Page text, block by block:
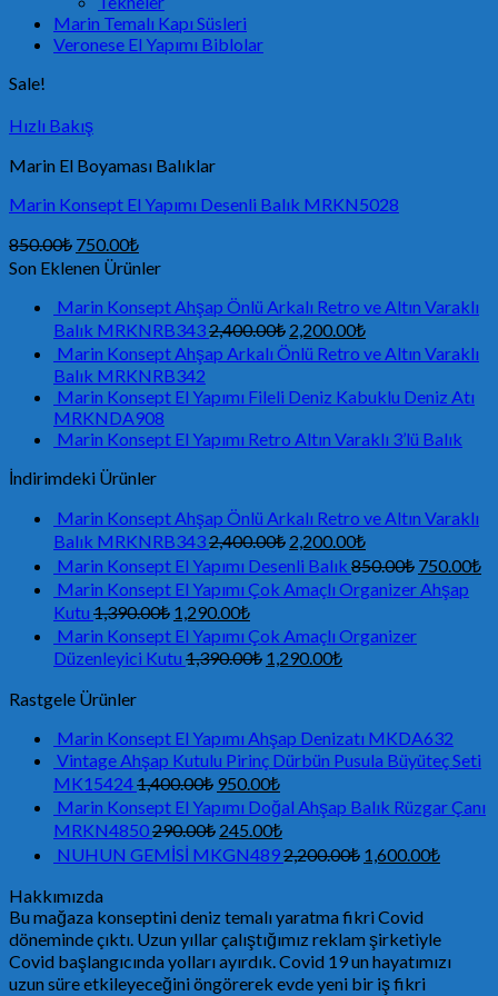
Marin Temalı Kapı Süsleri
Veronese El Yapımı Biblolar
Sale!
Hızlı Bakış
Marin El Boyaması Balıklar
Marin Konsept El Yapımı Desenli Balık MRKN5028
850.00₺ 750.00₺
Son Eklenen Ürünler
Marin Konsept Ahşap Önlü Arkalı Retro ve Altın Varaklı
Balık MRKNRB3432,400.00₺ 2,200.00₺
Marin Konsept Ahşap Arkalı Önlü Retro ve Altın Varaklı
Balık MRKNRB342
Marin Konsept El Yapımı Fileli Deniz Kabuklu Deniz Atı
MRKNDA908
Marin Konsept El Yapımı Retro Altın Varaklı 3’lü Balık
İndirimdeki Ürünler
Marin Konsept Ahşap Önlü Arkalı Retro ve Altın Varaklı
Balık MRKNRB3432,400.00₺ 2,200.00₺
Marin Konsept El Yapımı Desenli Balık 850.00₺ 750.00₺
Marin Konsept El Yapımı Çok Amaçlı Organizer Ahşap
Kutu 1,390.00₺ 1,290.00₺
Marin Konsept El Yapımı Çok Amaçlı Organizer
Düzenleyici Kutu 1,390.00₺ 1,290.00₺
Rastgele Ürünler
Marin Konsept El Yapımı Ahşap Denizatı MKDA632
Vintage Ahşap Kutulu Pirinç Dürbün Pusula Büyüteç Seti
MK154241,400.00₺ 950.00₺
Marin Konsept El Yapımı Doğal Ahşap Balık Rüzgar Çanı
MRKN4850290.00₺ 245.00₺
NUHUN GEMİSİ MKGN4892,200.00₺ 1,600.00₺
Hakkımızda
Bu mağaza konseptini deniz temalı yaratma fikri Covid
döneminde çıktı. Uzun yıllar çalıştığımız reklam şirketiyle
Covid başlangıcında yolları ayırdık. Covid 19 un hayatımızı
uzun süre etkileyeceğini öngörerek evde yeni bir iş fikri